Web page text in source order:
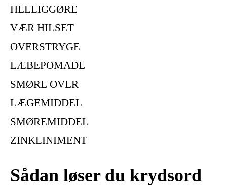
HELLIGGØRE
VÆR HILSET
OVERSTRYGE
LÆBEPOMADE
SMØRE OVER
LÆGEMIDDEL
SMØREMIDDEL
ZINKLINIMENT
Sådan løser du krydsord